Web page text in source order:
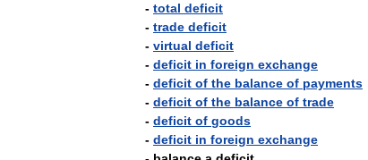
- total deficit
- trade deficit
- virtual deficit
- deficit in foreign exchange
- deficit of the balance of payments
- deficit of the balance of trade
- deficit of goods
- deficit in foreign exchange